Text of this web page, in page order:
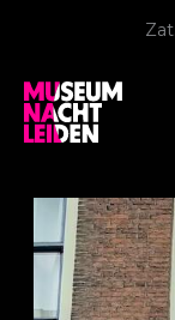
de
inhoud